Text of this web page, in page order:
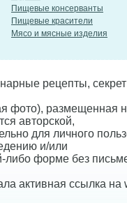
Пищевые консерванты
Пищевые красители
Мясо и мясные изделия
рецепты,
фото), размещенная
авторской,
для личного
и/или
либо форме без
активная ссылка на